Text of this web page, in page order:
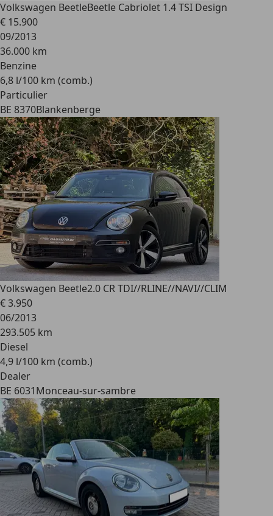
Volkswagen BeetleBeetle Cabriolet 1.4 TSI Design
€ 15.900
09/2013
36.000 km
Benzine
6,8 l/100 km (comb.)
Particulier
BE 8370Blankenberge
Volkswagen Beetle2.0 CR TDI//RLINE//NAVI//CLIM
€ 3.950
06/2013
293.505 km
Diesel
4,9 l/100 km (comb.)
Dealer
BE 6031Monceau-sur-sambre